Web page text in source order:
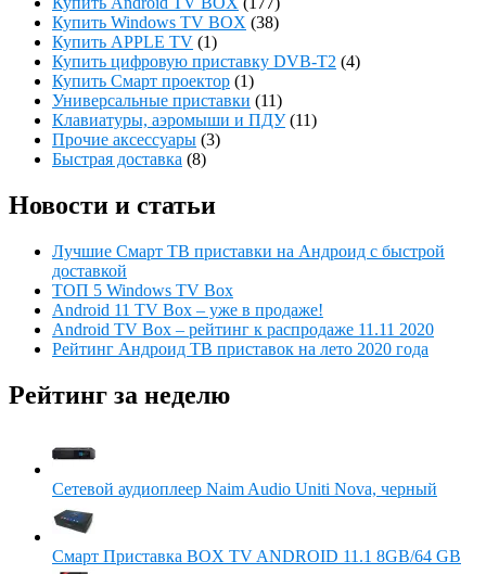
Купить Windows TV BOX (38)
Купить APPLE TV (1)
Купить цифровую приставку DVB-T2 (4)
Купить Смарт проектор (1)
Универсальные приставки (11)
Клавиатуры, аэромыши и ПДУ (11)
Прочие аксессуары (3)
Быстрая доставка (8)
Новости и статьи
Лучшие Смарт ТВ приставки на Андроид с быстрой
доставкой
ТОП 5 Windows TV Box
Android 11 TV Box – уже в продаже!
Android TV Box – рейтинг к распродаже 11.11 2020
Рейтинг Андроид ТВ приставок на лето 2020 года
Рейтинг за неделю
Сетевой аудиоплеер Naim Audio Uniti Nova, черный
Смарт Приставка BOX TV ANDROID 11.1 8GB/64 GB